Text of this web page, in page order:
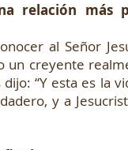
relación más
al Señor
un creyente
“Y esta es la
y a